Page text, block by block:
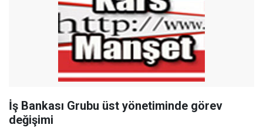
İş Bankası Grubu üst yönetiminde görev
değişimi